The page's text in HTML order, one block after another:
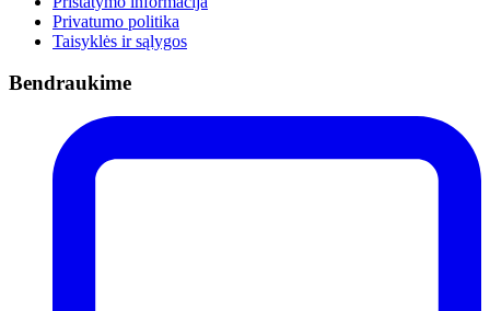
Privatumo politika
Taisyklės ir sąlygos
Bendraukime